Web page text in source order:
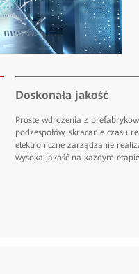
Doskonała jakość
Proste wdrożenia z
podzespołów, skracanie czasu
elektroniczne zarządzanie
wysoka jakość na każdym etapie